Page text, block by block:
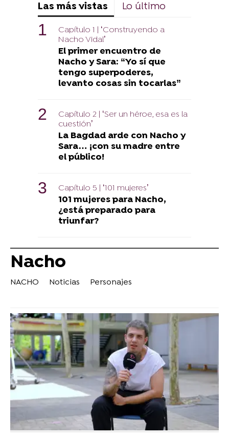
Las más vistas Lo último
Capítulo 1 | ‘Construyendo a
Nacho Vidal’
El primer encuentro de
Nacho y Sara: “Yo sí que
tengo superpoderes,
levanto cosas sin tocarlas”
Capítulo 2 | ‘Ser un héroe, esa es la
cuestión’
La Bagdad arde con Nacho y
Sara… ¡con su madre entre
el público!
Capítulo 5 | ‘101 mujeres’
101 mujeres para Nacho,
¿está preparado para
triunfar?
Nacho
NACHO Noticias Personajes